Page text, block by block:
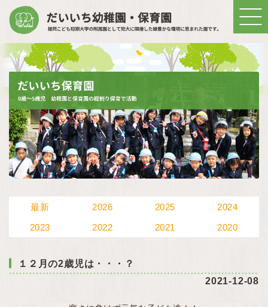
最新 2026 2025 2024
2023 2022 2021 2020
１２月の2歳児は・・・？
2021-12-08